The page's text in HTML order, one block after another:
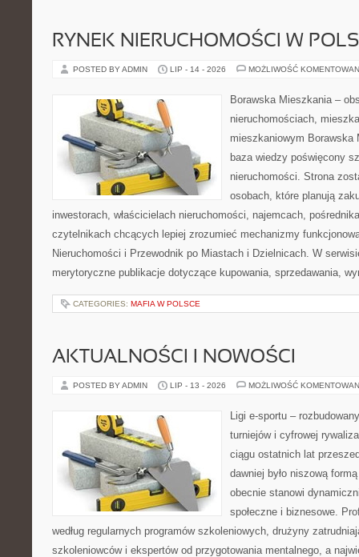
RYNEK NIERUCHOMOŚCI W
POSTED BY ADMIN LIP - 14 - 2026 MOŻLIWOŚĆ
Borawska Mieszkania –
nieruchomościach,
mieszkaniowym Borawska
baza wiedzy poświęcony
nieruchomości. Strona
osobach, które planują
inwestorach, właścicielach nieruchomości, najemcach,
czytelnikach chcących lepiej zrozumieć mechanizmy
Nieruchomości i Przewodnik po Miastach i Dzielnicach. W
merytoryczne publikacje dotyczące kupowania, sprzedawania,
CATEGORIES: MAFIA W POLSCE
AKTUALNOŚCI I NOWOŚCI
POSTED BY ADMIN LIP - 13 - 2026 MOŻLIWOŚĆ
Ligi e-sportu –
turniejów i cyfrowej
ciągu ostatnich lat
dawniej było niszową
obecnie stanowi
społeczne i biznesowe.
według regularnych programów szkoleniowych, drużyny
szkoleniowców i ekspertów od przygotowania mentalnego, a